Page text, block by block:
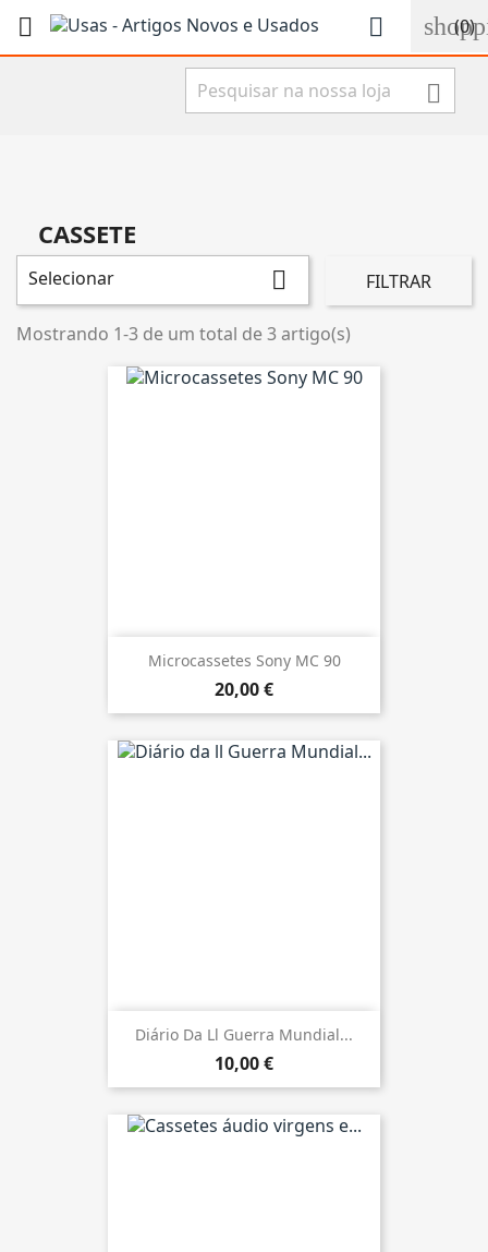
 (0)


CASSETE
Selecionar  FILTRAR
Mostrando 1-3 de um total de 3 artigo(s)
Microcassetes Sony MC 90
20,00 €
Diário Da Ll Guerra Mundial...
10,00 €